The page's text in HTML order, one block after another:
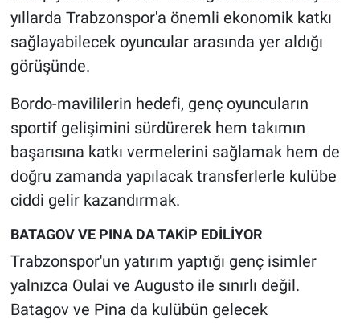
yıllarda Trabzonspor'a önemli ekonomik katkı
sağlayabilecek oyuncular arasında yer aldığı
görüşünde.
Bordo-mavililerin hedefi, genç oyuncuların
sportif gelişimini sürdürerek hem takımın
başarısına katkı vermelerini sağlamak hem de
doğru zamanda yapılacak transferlerle kulübe
ciddi gelir kazandırmak.
BATAGOV VE PINA DA TAKİP EDİLİYOR
Trabzonspor'un yatırım yaptığı genç isimler
yalnızca Oulai ve Augusto ile sınırlı değil.
Batagov ve Pina da kulübün gelecek